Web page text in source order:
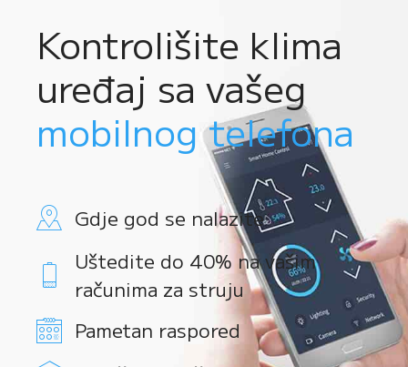
Kontrolišite klima
uređaj sa vašeg
mobilnog telefona
Gdje god se nalazite
Uštedite do 40% na vašim
računima za struju
Pametan raspored